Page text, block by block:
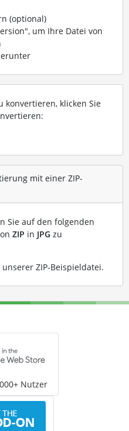
(optional)
um Ihre Datei von
konvertieren, klicken Sie
mit einer ZIP-
Sie auf den folgenden
ZIP in JPG zu
ZIP-Beispieldatei.
Nutzer